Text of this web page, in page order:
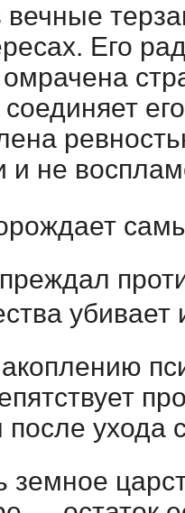
Его
и не
убивает
ухода
земное